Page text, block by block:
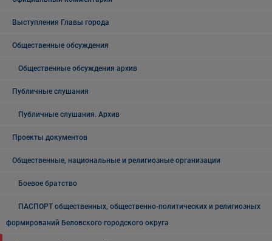
Выступления Главы города
Общественные обсуждения
Общественные обсуждения архив
Публичные слушания
Публичные слушания. Архив
Проекты документов
Общественные, национальные и религиозные организации
Боевое братство
ПАСПОРТ общественных, общественно-политических и религиозных
формирований Беловского городского округа